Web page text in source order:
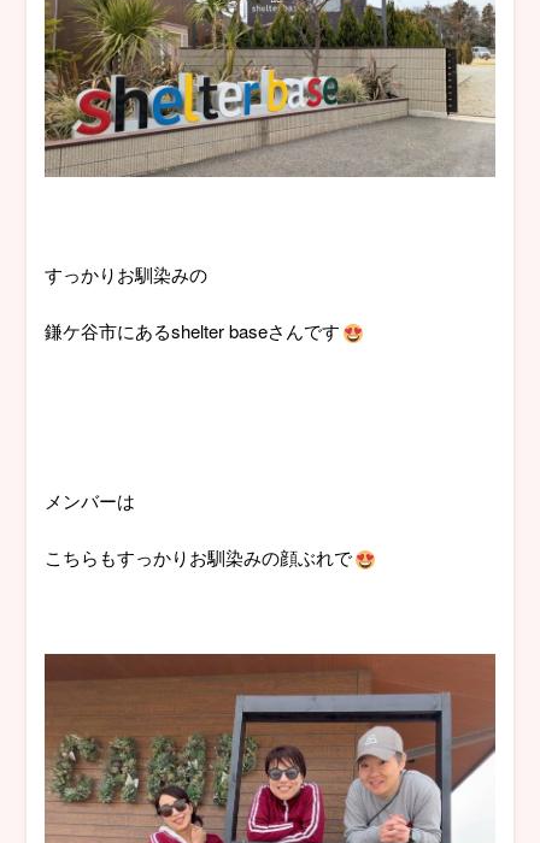
すっかりお馴染みの
鎌ケ谷市にあるshelter baseさんです
メンバーは
こちらもすっかりお馴染みの顔ぶれで